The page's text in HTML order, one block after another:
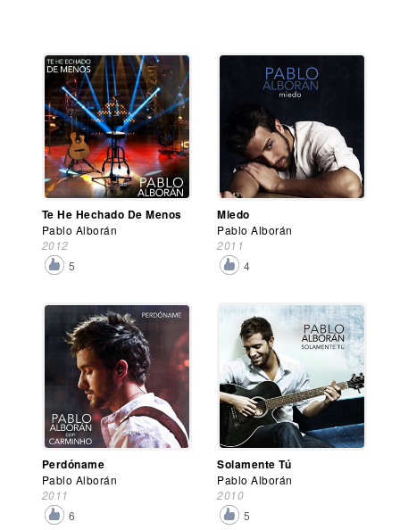
Te He Hechado De Menos
Pablo Alborán
2012
5
Miedo
Pablo Alborán
2011
4
Perdóname
Pablo Alborán
2011
6
Solamente Tú
Pablo Alborán
2010
5